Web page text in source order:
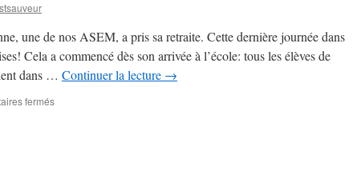
Christine
Davenier
une de nos ASEM, a pris sa retraite. Cette dernière journée dans
Cela a commencé dès son arrivée à l’école: tous les élèves de
dans … Continuer la lecture →
ferméssur